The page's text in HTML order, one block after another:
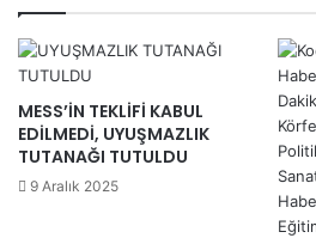
MESS’İN TEKLİFİ KABUL
EDİLMEDİ, UYUŞMAZLIK
TUTANAĞI TUTULDU
9 Aralık 2025